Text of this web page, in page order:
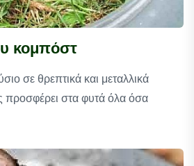
κομπόστ
σε θρεπτικά και μεταλλικά
προσφέρει στα φυτά όλα όσα